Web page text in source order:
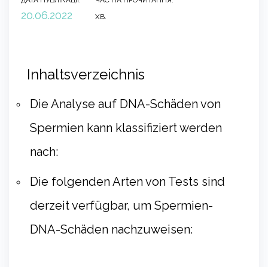
20.06.2022
ХВ.
Inhaltsverzeichnis
Die Analyse auf DNA-Schäden von
Spermien kann klassifiziert werden
nach:
Die folgenden Arten von Tests sind
derzeit verfügbar, um Spermien-
DNA-Schäden nachzuweisen: